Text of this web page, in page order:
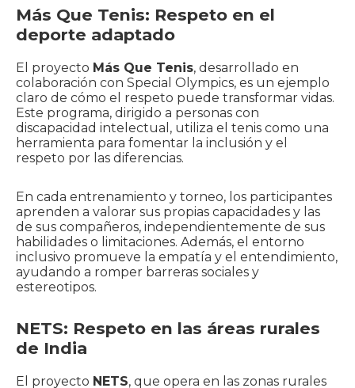
Más Que Tenis: Respeto en el
deporte adaptado
El proyecto Más Que Tenis, desarrollado en
colaboración con Special Olympics, es un ejemplo
claro de cómo el respeto puede transformar vidas.
Este programa, dirigido a personas con
discapacidad intelectual, utiliza el tenis como una
herramienta para fomentar la inclusión y el
respeto por las diferencias.
En cada entrenamiento y torneo, los participantes
aprenden a valorar sus propias capacidades y las
de sus compañeros, independientemente de sus
habilidades o limitaciones. Además, el entorno
inclusivo promueve la empatía y el entendimiento,
ayudando a romper barreras sociales y
estereotipos.
NETS: Respeto en las áreas rurales
de India
El proyecto NETS, que opera en las zonas rurales